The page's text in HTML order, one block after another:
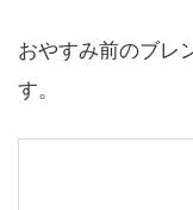
おやすみ前のブレ
す。